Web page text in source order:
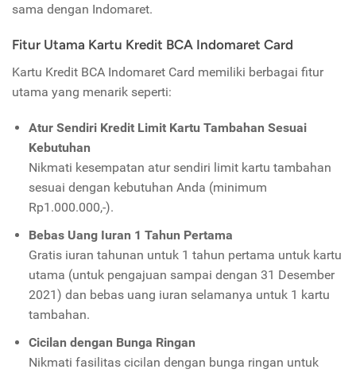
sama dengan Indomaret.
Fitur Utama Kartu Kredit BCA Indomaret Card
Kartu Kredit BCA Indomaret Card memiliki berbagai fitur
utama yang menarik seperti:
Atur Sendiri Kredit Limit Kartu Tambahan Sesuai
Kebutuhan
Nikmati kesempatan atur sendiri limit kartu tambahan
sesuai dengan kebutuhan Anda (minimum
Rp1.000.000,-).
Bebas Uang Iuran 1 Tahun Pertama
Gratis iuran tahunan untuk 1 tahun pertama untuk kartu
utama (untuk pengajuan sampai dengan 31 Desember
2021) dan bebas uang iuran selamanya untuk 1 kartu
tambahan.
Cicilan dengan Bunga Ringan
Nikmati fasilitas cicilan dengan bunga ringan untuk